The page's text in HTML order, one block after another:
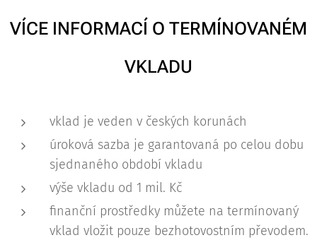
VÍCE INFORMACÍ O TERMÍNOVANÉM
VKLADU
vklad je veden v českých korunách
úroková sazba je garantovaná po celou dobu
sjednaného období vkladu
výše vkladu od 1 mil. Kč
finanční prostředky můžete na termínovaný
vklad vložit pouze bezhotovostním převodem.